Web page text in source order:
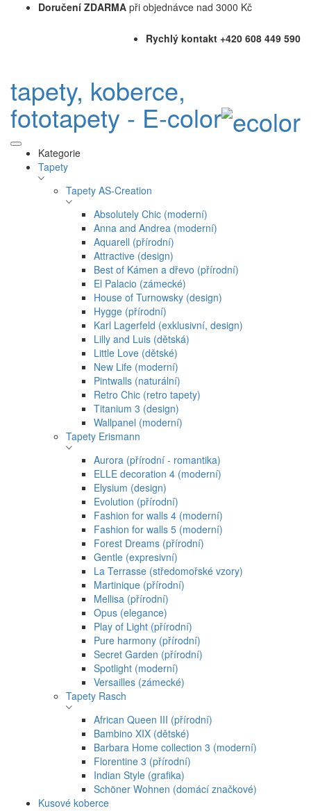
Doručení ZDARMA při objednávce nad 3000 Kč
Rychlý kontakt +420 608 449 590
tapety, koberce,
fototapety - E-color
Kategorie
Tapety
Tapety AS-Creation
Absolutely Chic (moderní)
Anna and Andrea (moderní)
Aquarell (přírodní)
Attractive (design)
Best of Kámen a dřevo (přírodní)
El Palacio (zámecké)
House of Turnowsky (design)
Hygge (přírodní)
Karl Lagerfeld (exklusivní, design)
Lilly and Luis (dětská)
Little Love (dětské)
New Life (moderní)
Pintwalls (naturální)
Retro Chic (retro tapety)
Titanium 3 (design)
Wallpanel (moderní)
Tapety Erismann
Aurora (přírodní - romantika)
ELLE decoration 4 (moderní)
Elysium (design)
Evolution (přírodní)
Fashion for walls 4 (moderní)
Fashion for walls 5 (moderní)
Forest Dreams (přírodní)
Gentle (expresivní)
La Terrasse (středomořské vzory)
Martinique (přírodní)
Mellisa (přírodní)
Opus (elegance)
Play of Light (přírodní)
Pure harmony (přírodní)
Secret Garden (přírodní)
Spotlight (moderní)
Versailles (zámecké)
Tapety Rasch
African Queen III (přírodní)
Bambino XIX (dětské)
Barbara Home collection 3 (moderní)
Florentine 3 (přírodní)
Indian Style (grafika)
Schöner Wohnen (domácí značkové)
Kusové koberce